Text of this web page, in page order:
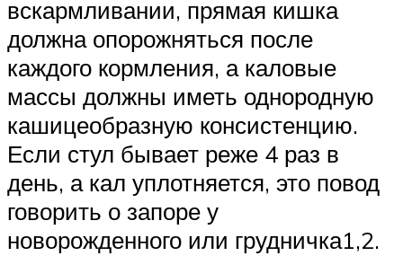
вскармливании, прямая кишка
должна опорожняться после
каждого кормления, а каловые
массы должны иметь однородную
кашицеобразную консистенцию.
Если стул бывает реже 4 раз в
день, а кал уплотняется, это повод
говорить о запоре у
новорожденного или грудничка1,2.